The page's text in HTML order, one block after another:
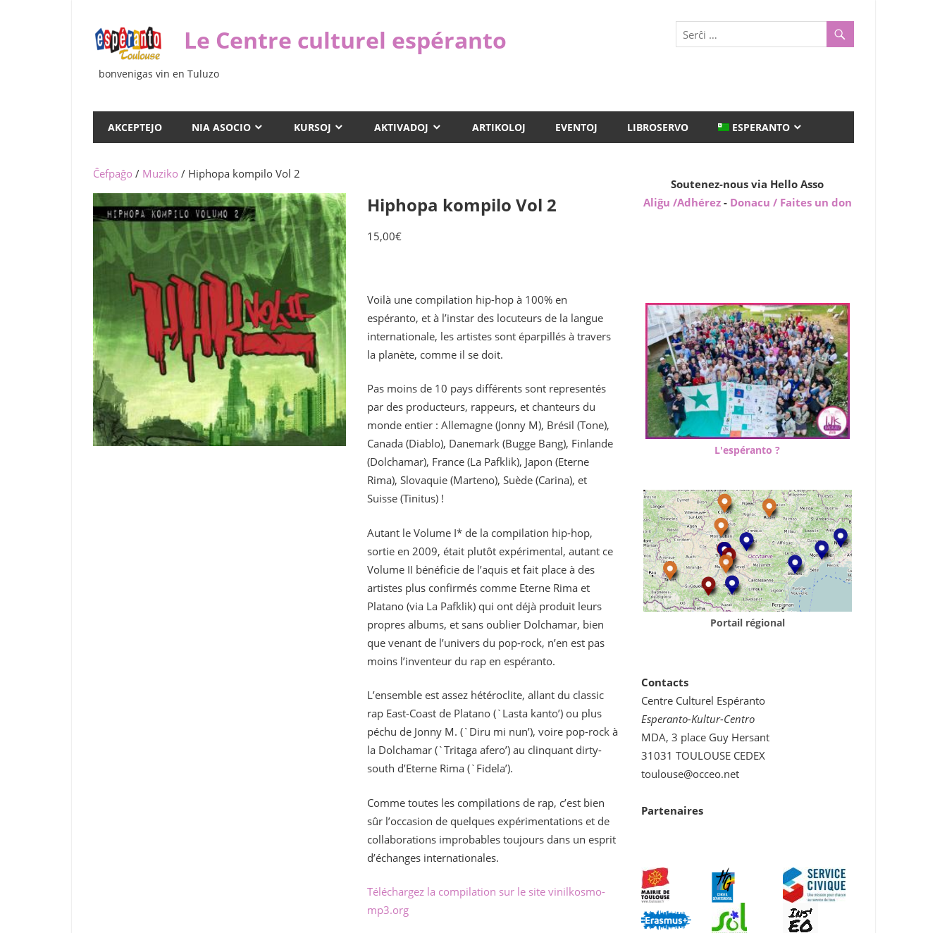
enhavo
Le Centre culturel espéranto
bonvenigas vin en Tuluzo
AKCEPTEJO NIA ASOCIO KURSOJ AKTIVADOJ ARTIKOLOJ EVENTOJ LIBROSERVO ESPERANTO
Ĉefpaĝo / Muziko / Hiphopa kompilo Vol 2
Hiphopa kompilo Vol 2
15,00€
Voilà une compilation hip-hop à 100% en
espéranto, et à l’instar des locuteurs de la langue
internationale, les artistes sont éparpillés à travers
la planète, comme il se doit.
Pas moins de 10 pays différents sont representés
par des producteurs, rappeurs, et chanteurs du
monde entier : Allemagne (Jonny M), Brésil (Tone),
Canada (Diablo), Danemark (Bugge Bang), Finlande
(Dolchamar), France (La Pafklik), Japon (Eterne
Rima), Slovaquie (Marteno), Suède (Carina), et
Suisse (Tinitus) !
Autant le Volume I* de la compilation hip-hop,
sortie en 2009, était plutôt expérimental, autant ce
Volume II bénéficie de l’aquis et fait place à des
artistes plus confirmés comme Eterne Rima et
Platano (via La Pafklik) qui ont déjà produit leurs
propres albums, et sans oublier Dolchamar, bien
que venant de l’univers du pop-rock, n’en est pas
moins l’inventeur du rap en espéranto.
L’ensemble est assez hétéroclite, allant du classic
rap East-Coast de Platano (`Lasta kanto’) ou plus
péchu de Jonny M. (`Diru mi nun’), voire pop-rock à
la Dolchamar (`Tritaga afero’) au clinquant dirty-
south d’Eterne Rima (`Fidela’).
Comme toutes les compilations de rap, c’est bien
sûr l’occasion de quelques expérimentations et de
collaborations improbables toujours dans un esprit
d’échanges internationales.
Téléchargez la compilation sur le site vinilkosmo-
mp3.org
Soutenez-nous via Hello Asso
Aliĝu /Adhérez - Donacu / Faites un don
L'espéranto ?
Portail régional
Contacts
Centre Culturel Espéranto
Esperanto-Kultur-Centro
MDA, 3 place Guy Hersant
31031 TOULOUSE CEDEX
toulouse@occeo.net
Partenaires